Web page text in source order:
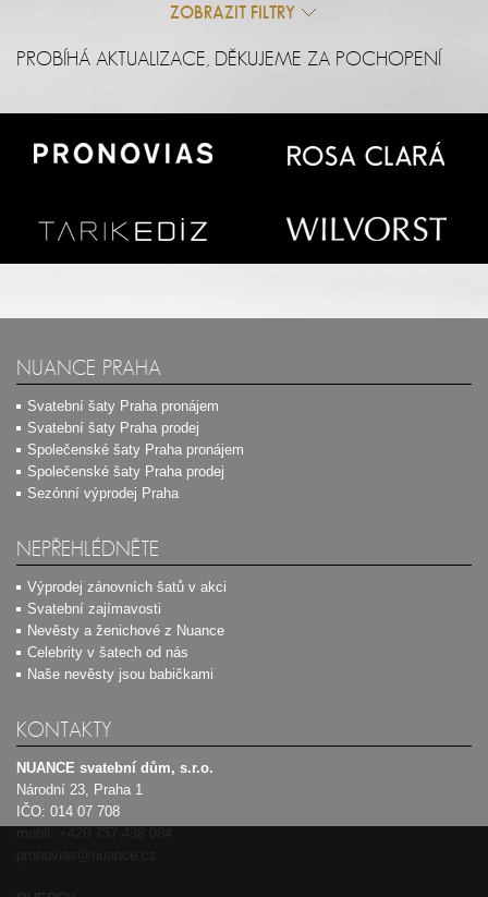
ZOBRAZIT FILTRY
PROBÍHÁ AKTUALIZACE, DĚKUJEME ZA POCHOPENÍ
NUANCE PRAHA
Svatební šaty Praha pronájem
Svatební šaty Praha prodej
Společenské šaty Praha pronájem
Společenské šaty Praha prodej
Sezónní výprodej Praha
NEPŘEHLÉDNĚTE
Výprodej zánovních šatů v akci
Svatební zajímavosti
Nevěsty a ženichové z Nuance
Celebrity v šatech od nás
Naše nevěsty jsou babičkami
KONTAKTY
NUANCE svatební dům, s.r.o.
Národní 23, Praha 1
IČO: 014 07 708